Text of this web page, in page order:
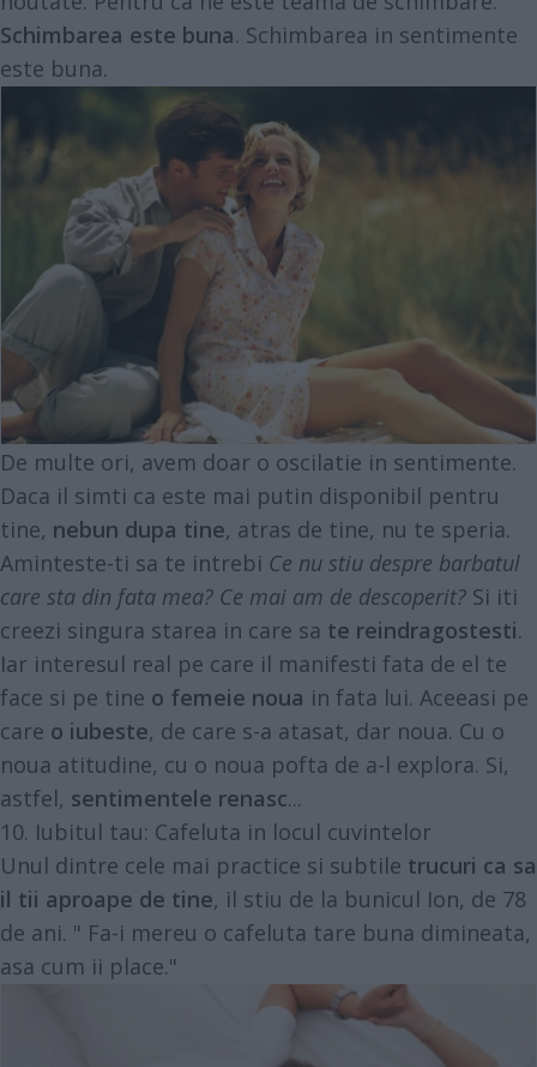
Schimbarea este buna. Schimbarea in sentimente
este buna.
De multe ori, avem doar o oscilatie in sentimente.
Daca il simti ca este mai putin disponibil pentru
tine, nebun dupa tine, atras de tine, nu te speria.
Aminteste-ti sa te intrebi Ce nu stiu despre barbatul
care sta din fata mea? Ce mai am de descoperit? Si iti
creezi singura starea in care sa te reindragostesti.
Iar interesul real pe care il manifesti fata de el te
face si pe tine o femeie noua in fata lui. Aceeasi pe
care o iubeste, de care s-a atasat, dar noua. Cu o
noua atitudine, cu o noua pofta de a-l explora. Si,
astfel, sentimentele renasc...
10. Iubitul tau: Cafeluta in locul cuvintelor
Unul dintre cele mai practice si subtile trucuri ca sa
il tii aproape de tine, il stiu de la bunicul Ion, de 78
de ani. " Fa-i mereu o cafeluta tare buna dimineata,
asa cum ii place."